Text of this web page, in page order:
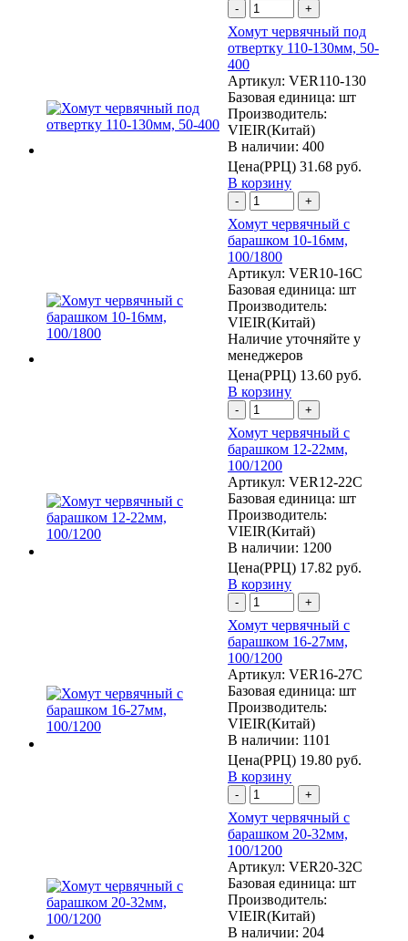
- +
Хомут червячный под
отвертку 110-130мм, 50-
400
Артикул: VER110-130
Базовая единица: шт
Производитель:
VIEIR(Китай)
В наличии: 400
Цена(РРЦ) 31.68 руб.
В корзину
- +
Хомут червячный с
барашком 10-16мм,
100/1800
Артикул: VER10-16C
Базовая единица: шт
Производитель:
VIEIR(Китай)
Наличие уточняйте у
менеджеров
Цена(РРЦ) 13.60 руб.
В корзину
- +
Хомут червячный с
барашком 12-22мм,
100/1200
Артикул: VER12-22C
Базовая единица: шт
Производитель:
VIEIR(Китай)
В наличии: 1200
Цена(РРЦ) 17.82 руб.
В корзину
- +
Хомут червячный с
барашком 16-27мм,
100/1200
Артикул: VER16-27C
Базовая единица: шт
Производитель:
VIEIR(Китай)
В наличии: 1101
Цена(РРЦ) 19.80 руб.
В корзину
- +
Хомут червячный с
барашком 20-32мм,
100/1200
Артикул: VER20-32C
Базовая единица: шт
Производитель:
VIEIR(Китай)
В наличии: 204